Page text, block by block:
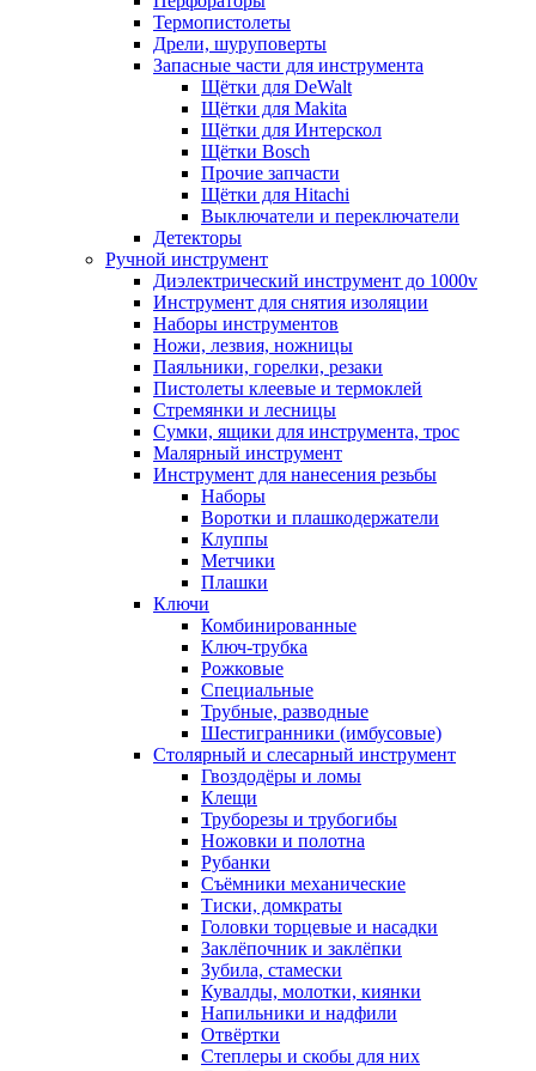
Термопистолеты
Дрели, шуруповерты
Запасные части для инструмента
Щётки для DeWalt
Щётки для Makita
Щётки для Интерскол
Щётки Bosch
Прочие запчасти
Щётки для Hitachi
Выключатели и переключатели
Детекторы
Ручной инструмент
Диэлектрический инструмент до 1000v
Инструмент для снятия изоляции
Наборы инструментов
Ножи, лезвия, ножницы
Паяльники, горелки, резаки
Пистолеты клеевые и термоклей
Стремянки и лесницы
Сумки, ящики для инструмента, трос
Малярный инструмент
Инструмент для нанесения резьбы
Наборы
Воротки и плашкодержатели
Клуппы
Метчики
Плашки
Ключи
Комбинированные
Ключ-трубка
Рожковые
Специальные
Трубные, разводные
Шестигранники (имбусовые)
Столярный и слесарный инструмент
Гвоздодёры и ломы
Клещи
Труборезы и трубогибы
Ножовки и полотна
Рубанки
Съёмники механические
Тиски, домкраты
Головки торцевые и насадки
Заклёпочник и заклёпки
Зубила, стамески
Кувалды, молотки, киянки
Напильники и надфили
Отвёртки
Степлеры и скобы для них